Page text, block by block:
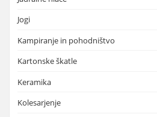
Jogi
Kampiranje in pohodništvo
Kartonske škatle
Keramika
Kolesarjenje